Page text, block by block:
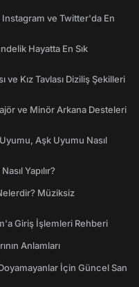
ve Twitter'da En
Hayatta En Sık
ve Kız Tavlası Diziliş Şekilleri
ve Minör Arkana Desteleri
Aşk Uyumu Nasıl
Yapılır?
Müziksiz
Giriş İşlemleri Rehberi
Anlamları
İçin Güncel San